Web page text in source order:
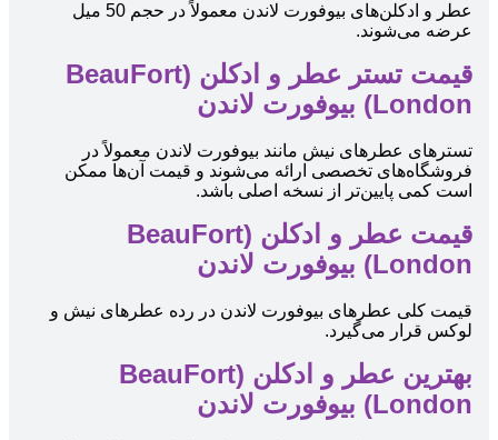
عطر و ادکلن‌های بیوفورت لاندن معمولاً در حجم 50 میل
عرضه می‌شوند.
قیمت تستر عطر و ادکلن (BeauFort
London) بیوفورت لاندن
تسترهای عطرهای نیش مانند بیوفورت لاندن معمولاً در
فروشگاه‌های تخصصی ارائه می‌شوند و قیمت آن‌ها ممکن
است کمی پایین‌تر از نسخه اصلی باشد.
قیمت عطر و ادکلن (BeauFort
London) بیوفورت لاندن
قیمت کلی عطرهای بیوفورت لاندن در رده عطرهای نیش و
لوکس قرار می‌گیرد.
بهترین عطر و ادکلن (BeauFort
London) بیوفورت لاندن